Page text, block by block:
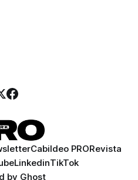
y experiencias que
Cabildeo PRORevista
LinkedinTikTok
by Ghost